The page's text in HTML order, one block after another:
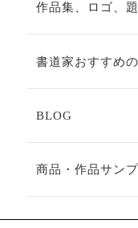
作品集、ロゴ、
書道家おすすめ
BLOG
商品・作品サン